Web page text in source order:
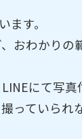
す。
おわかりの
にて写
っていられ